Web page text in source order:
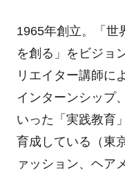
1965年創立。「世
を創る」をビジョ
リエイター講師に
インターンシップ
いった「実践教育
育成している（東
ァッション、ヘア